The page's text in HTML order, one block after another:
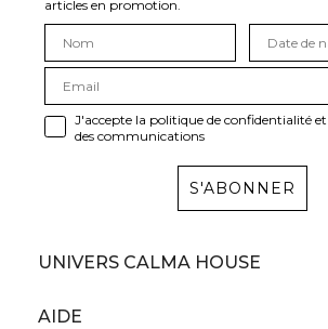
articles en promotion.
J'accepte la politique de confidentialité
des communications
S'ABONNER
UNIVERS CALMA HOUSE
AIDE